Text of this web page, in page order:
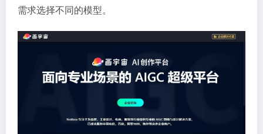
需求选择不同的模型。